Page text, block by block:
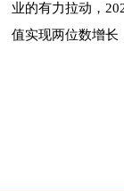
业的有力拉动，
值实现两位数增长